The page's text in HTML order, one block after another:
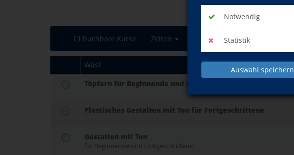
Notwendig
Statistik
Auswahl speichern
buchbare Kurse Zeiten
Was?
Töpfern für Beginnende und Fortgeschrittene
Plastisches Gestalten mit Ton für Fortgeschrittene
Gestalten mit Ton
für Beginnende und Fortgeschrittene